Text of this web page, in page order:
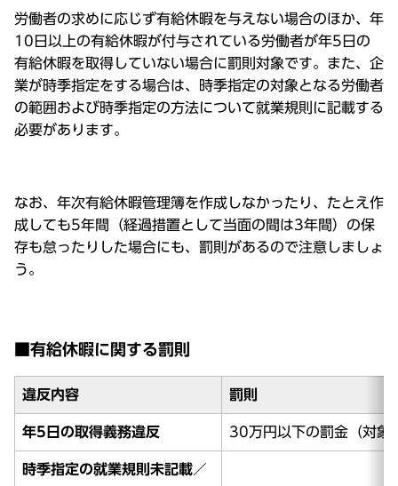
労働者の求めに応じず有給休暇を与えない場合のほか、年
10日以上の有給休暇が付与されている労働者が年5日の
有給休暇を取得していない場合に罰則対象です。また、企
業が時季指定をする場合は、時季指定の対象となる労働者
の範囲および時季指定の方法について就業規則に記載する
必要があります。
なお、年次有給休暇管理簿を作成しなかったり、たとえ作
成しても5年間（経過措置として当面の間は3年間）の保
存も怠ったりした場合にも、罰則があるので注意しましょ
う。
■有給休暇に関する罰則
違反内容 罰則
年5日の取得義務違反 30万円以下の罰金（対象
時季指定の就業規則未記載／